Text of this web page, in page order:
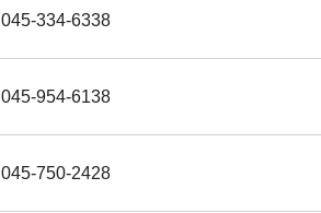
045-334-6338
045-954-6138
045-750-2428